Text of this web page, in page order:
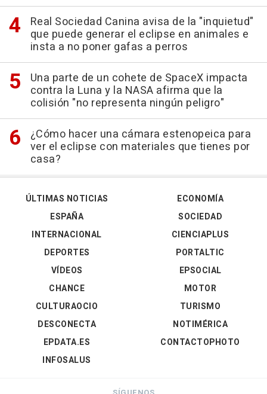
Real Sociedad Canina avisa de la "inquietud"
que puede generar el eclipse en animales e
insta a no poner gafas a perros
Una parte de un cohete de SpaceX impacta
contra la Luna y la NASA afirma que la
colisión "no representa ningún peligro"
¿Cómo hacer una cámara estenopeica para
ver el eclipse con materiales que tienes por
casa?
ÚLTIMAS NOTICIAS
ESPAÑA
INTERNACIONAL
DEPORTES
VÍDEOS
ECONOMÍA
SOCIEDAD
CIENCIAPLUS
PORTALTIC
EPSOCIAL
CHANCE
CULTURAOCIO
DESCONECTA
EPDATA.ES
INFOSALUS
MOTOR
TURISMO
NOTIMÉRICA
CONTACTOPHOTO